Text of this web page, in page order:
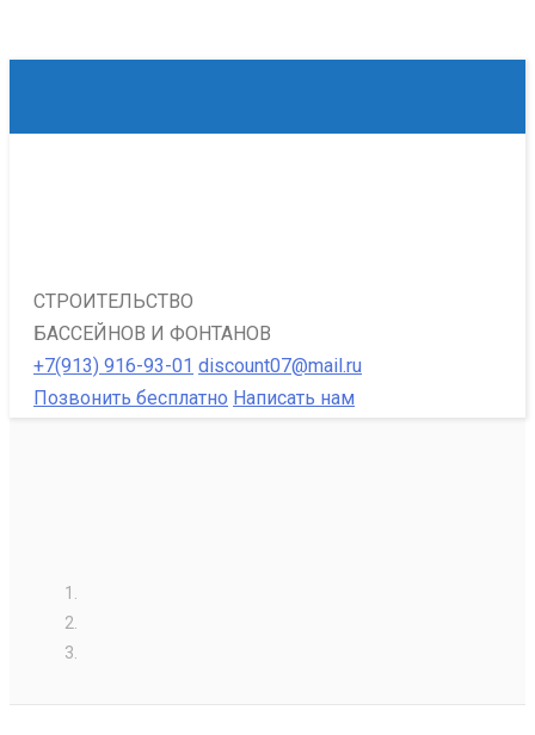
СТРОИТЕЛЬСТВО
БАССЕЙНОВ И ФОНТАНОВ
+7(913) 916-93-01 discount07@mail.ru
Позвонить бесплатно Написать нам